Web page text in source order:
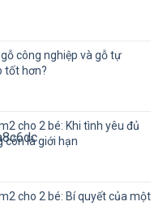
công nghiệp và gỗ tự
tốt hơn?
cho 2 bé: Khi tình yêu đủ
còn là giới hạn
cho 2 bé: Bí quyết của một